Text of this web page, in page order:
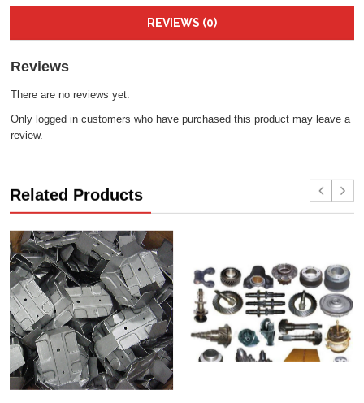
REVIEWS (0)
Reviews
There are no reviews yet.
Only logged in customers who have purchased this product may leave a
review.
Gia Công Dập